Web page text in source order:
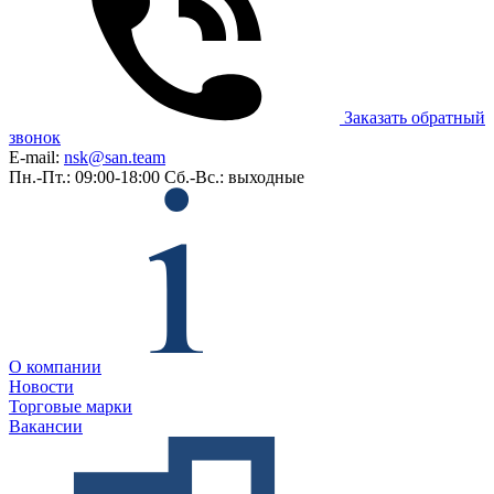
Заказать обратный
звонок
E-mail: nsk@san.team
Пн.-Пт.: 09:00-18:00 Сб.-Вс.: выходные
О компании
Новости
Торговые марки
Вакансии